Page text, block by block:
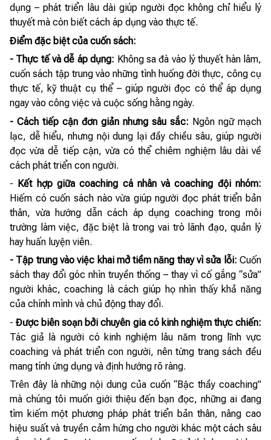
dụng – phát triển lâu dài giúp người đọc không chỉ hiểu lý
thuyết mà còn biết cách áp dụng vào thực tế.
Điểm đặc biệt của cuốn sách:
- Thực tế và dễ áp dụng: Không sa đà vào lý thuyết hàn lâm,
cuốn sách tập trung vào những tình huống đời thực, công cụ
thực tế, kỹ thuật cụ thể – giúp người đọc có thể áp dụng
ngay vào công việc và cuộc sống hằng ngày.
- Cách tiếp cận đơn giản nhưng sâu sắc: Ngôn ngữ mạch
lạc, dễ hiểu, nhưng nội dung lại đầy chiều sâu, giúp người
đọc vừa dễ tiếp cận, vừa có thể chiêm nghiệm lâu dài về
cách phát triển con người.
- Kết hợp giữa coaching cá nhân và coaching đội nhóm:
Hiếm có cuốn sách nào vừa giúp người đọc phát triển bản
thân, vừa hướng dẫn cách áp dụng coaching trong môi
trường làm việc, đặc biệt là trong vai trò lãnh đạo, quản lý
hay huấn luyện viên.
- Tập trung vào việc khai mở tiềm năng thay vì sửa lỗi: Cuốn
sách thay đổi góc nhìn truyền thống – thay vì cố gắng “sửa”
người khác, coaching là cách giúp họ nhìn thấy khả năng
của chính mình và chủ động thay đổi.
-Được biên soạn bởi chuyên gia có kinh nghiệm thực chiến:
Tác giả là người có kinh nghiệm lâu năm trong lĩnh vực
coaching và phát triển con người, nên từng trang sách đều
mang tính ứng dụng và định hướng rõ ràng.
Trên đây là những nội dung của cuốn “Bậc thầy coaching”
mà chúng tôi muốn giới thiệu đến bạn đọc, những ai đang
tìm kiếm một phương pháp phát triển bản thân, nâng cao
hiệu suất và truyền cảm hứng cho người khác một cách sâu